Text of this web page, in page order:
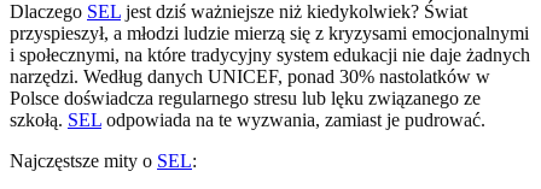
Dlaczego SEL jest dziś ważniejsze niż kiedykolwiek? Świat
przyspieszył, a młodzi ludzie mierzą się z kryzysami emocjonalnymi
i społecznymi, na które tradycyjny system edukacji nie daje żadnych
narzędzi. Według danych UNICEF, ponad 30% nastolatków w
Polsce doświadcza regularnego stresu lub lęku związanego ze
szkołą. SEL odpowiada na te wyzwania, zamiast je pudrować.
Najczęstsze mity o SEL: